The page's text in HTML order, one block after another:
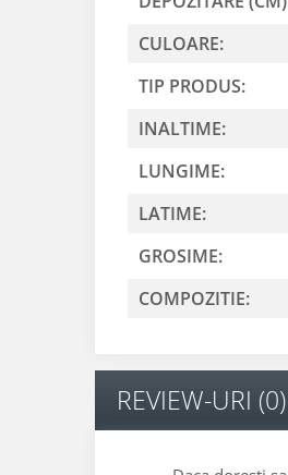
CULOARE:
TIP PRODUS:
INALTIME:
LUNGIME:
LATIME:
GROSIME:
COMPOZITIE:
REVIEW-URI (0)